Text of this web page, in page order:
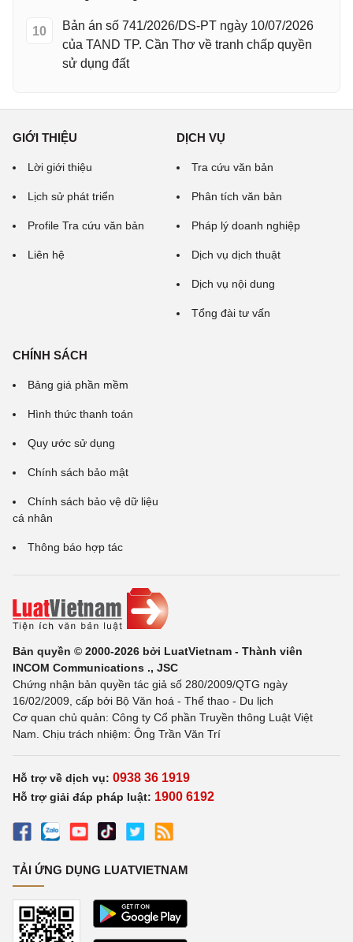
10
Bản án số 741/2026/DS-PT ngày 10/07/2026
của TAND TP. Cần Thơ về tranh chấp quyền
sử dụng đất
GIỚI THIỆU
Lời giới thiệu
Lịch sử phát triển
Profile Tra cứu văn bản
Liên hệ
DỊCH VỤ
Tra cứu văn bản
Phân tích văn bản
Pháp lý doanh nghiệp
Dịch vụ dịch thuật
Dịch vụ nội dung
Tổng đài tư vấn
CHÍNH SÁCH
Bảng giá phần mềm
Hình thức thanh toán
Quy ước sử dụng
Chính sách bảo mật
Chính sách bảo vệ dữ liệu
cá nhân
Thông báo hợp tác
Bản quyền © 2000-2026 bởi LuatVietnam - Thành viên
INCOM Communications ., JSC
Chứng nhận bản quyền tác giả số 280/2009/QTG ngày
16/02/2009, cấp bởi Bộ Văn hoá - Thể thao - Du lịch
Cơ quan chủ quản: Công ty Cổ phần Truyền thông Luật Việt
Nam. Chịu trách nhiệm: Ông Trần Văn Trí
Hỗ trợ về dịch vụ: 0938 36 1919
Hỗ trợ giải đáp pháp luật: 1900 6192
TẢI ỨNG DỤNG LUATVIETNAM